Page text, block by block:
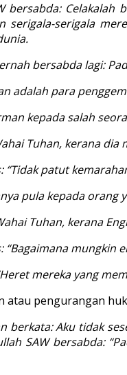
bersabda:
serigala-serigala
bersabda lagi:
adalah para
kepada salah
Tuhan, kerana
“Tidak patut
pula kepada orang
Tuhan, kerana
“Bagaimana
mereka yang
atau pengurangan
berkata: Aku tidak
SAW bersabda: